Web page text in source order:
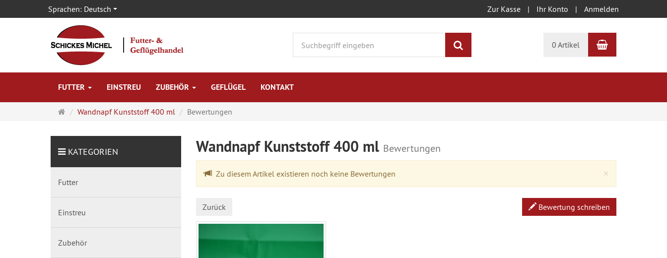
Sprachen: Deutsch Zur Kasse Ihr Konto Anmelden
0 Artikel Warenkorb
FUTTER EINSTREU ZUBEHÖR GEFLÜGEL KONTAKT
Startseite
Wandnapf Kunststoff 400 ml Bewertungen
Wandnapf Kunststoff 400 ml Bewertungen
×
Zu diesem Artikel existieren noch keine Bewertungen
Zurück Bewertung schreiben
KATEGORIEN
Futter
Einstreu
Zubehör